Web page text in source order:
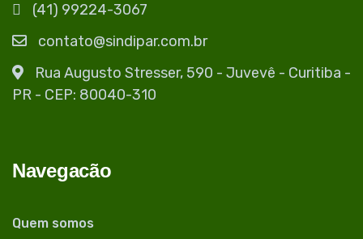
(41) 99224-3067
contato@sindipar.com.br
Rua Augusto Stresser, 590 - Juvevê - Curitiba -
PR - CEP: 80040-310
Navegacão
Quem somos